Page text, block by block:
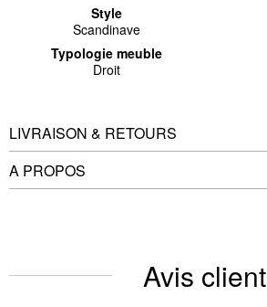
Style
Scandinave
Typologie meuble
Droit
LIVRAISON & RETOURS
A PROPOS
Avis client